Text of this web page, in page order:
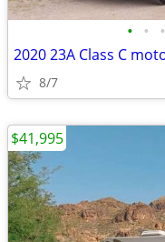
• • •
2020 23A Class C
8/7
$41,995